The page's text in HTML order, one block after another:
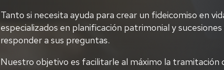
Tanto si necesita ayuda para crear un fideicomiso en
especializados en planificación patrimonial y
responder a sus preguntas.
Nuestro objetivo es facilitarle al máximo la